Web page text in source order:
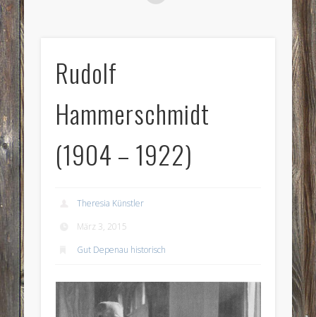
Rudolf
Hammerschmidt
(1904 – 1922)
Theresia Künstler
März 3, 2015
Gut Depenau historisch